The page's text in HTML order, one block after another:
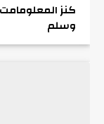
كنز المعلومامت
وسلم